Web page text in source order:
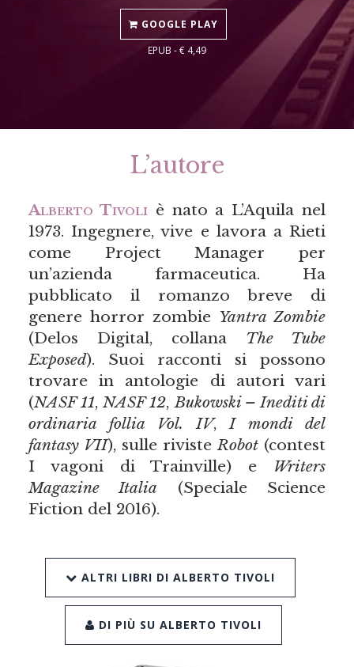
GOOGLE PLAY
EPUB - € 4,49
L’autore
Alberto Tivoliè nato a L’Aquila nel
1973. Ingegnere, vive e lavora a Rieti
come Project Manager per
un’azienda farmaceutica. Ha
pubblicato il romanzo breve di
genere horror zombie Yantra Zombie
(Delos Digital, collana The Tube
Exposed). Suoi racconti si possono
trovare in antologie di autori vari
(NASF 11, NASF 12, Bukowski – Inediti di
ordinaria follia Vol. IV, I mondi del
fantasy VII), sulle riviste Robot (contest
I vagoni di Trainville) e Writers
Magazine Italia (Speciale Science
Fiction del 2016).
ALTRI LIBRI DI ALBERTO TIVOLI
DI PIÙ SU ALBERTO TIVOLI